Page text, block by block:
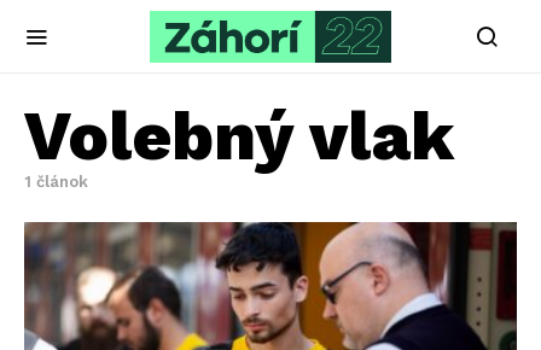
Volebný vlak
1 článok